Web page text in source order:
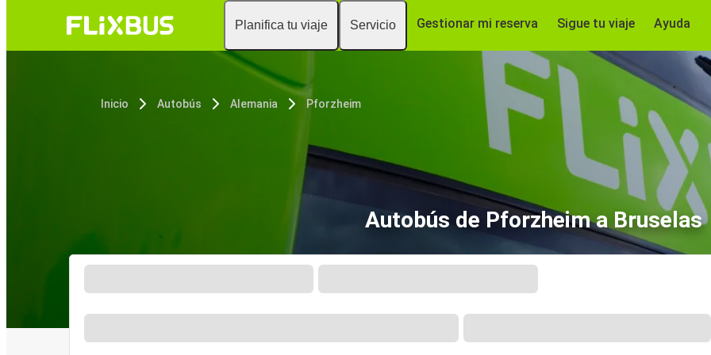
Planifica tu viaje Servicio Gestionar mi reserva Sigue tu viaje Ayuda
Inicio Autobús Alemania Pforzheim
Autobús de Pforzheim a Bruselas